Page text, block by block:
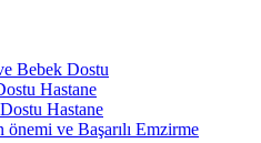
Bebek Dostu
Hastane
Hastane
önemi ve Başarılı Emzirme